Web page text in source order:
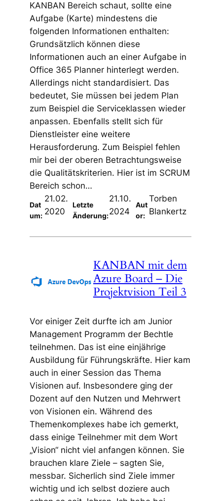
KANBAN Bereich schaut, sollte eine
Aufgabe (Karte) mindestens die
folgenden Informationen enthalten:
Grundsätzlich können diese
Informationen auch an einer Aufgabe in
Office 365 Planner hinterlegt werden.
Allerdings nicht standardisiert. Das
bedeutet, Sie müssen bei jedem Plan
zum Beispiel die Serviceklassen wieder
anpassen. Ebenfalls stellt sich für
Dienstleister eine weitere
Herausforderung. Zum Beispiel fehlen
mir bei der oberen Betrachtungsweise
die Qualitätskriterien. Hier ist im SCRUM
Bereich schon…
Dat
um:
21.02.
2020
Letzte
Änderung:
21.10.
2024
Aut
or:
Torben
Blankertz
KANBAN mit dem
Azure Board – Die
Projektvision Teil 3
Vor einiger Zeit durfte ich am Junior
Management Programm der Bechtle
teilnehmen. Das ist eine einjährige
Ausbildung für Führungskräfte. Hier kam
auch in einer Session das Thema
Visionen auf. Insbesondere ging der
Dozent auf den Nutzen und Mehrwert
von Visionen ein. Während des
Themenkomplexes habe ich gemerkt,
dass einige Teilnehmer mit dem Wort
„Vision“ nicht viel anfangen können. Sie
brauchen klare Ziele – sagten Sie,
messbar. Sicherlich sind Ziele immer
wichtig und ich selbst doziere auch